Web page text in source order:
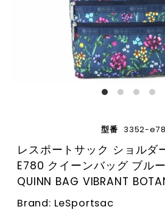
型番 3352-
レスポートサック ショルダ
E780 クイーンバッグ ブル
QUINN BAG VIBRANT
Brand: LeSportsac